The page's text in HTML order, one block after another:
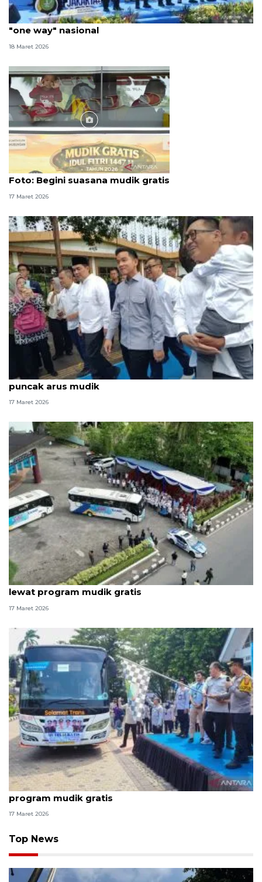
Hadiri mudik gratis, Kakorlantas beberkan soal
"one way" nasional
18 Maret 2026
Foto
Foto: Begini suasana mudik gratis
17 Maret 2026
Gibran minta pemudik waspadai kondisi tubuh saat
puncak arus mudik
17 Maret 2026
PTPN IV PalmCo berangkatkan 1.160 pemudik
lewat program mudik gratis
17 Maret 2026
Pemkab Karawang berangkatkan 23 bus dalam
program mudik gratis
17 Maret 2026
Top News